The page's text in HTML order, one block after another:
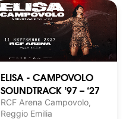
ELISA - CAMPOVOLO
SOUNDTRACK ’97 – ‘27
RCF Arena Campovolo,
Reggio Emilia